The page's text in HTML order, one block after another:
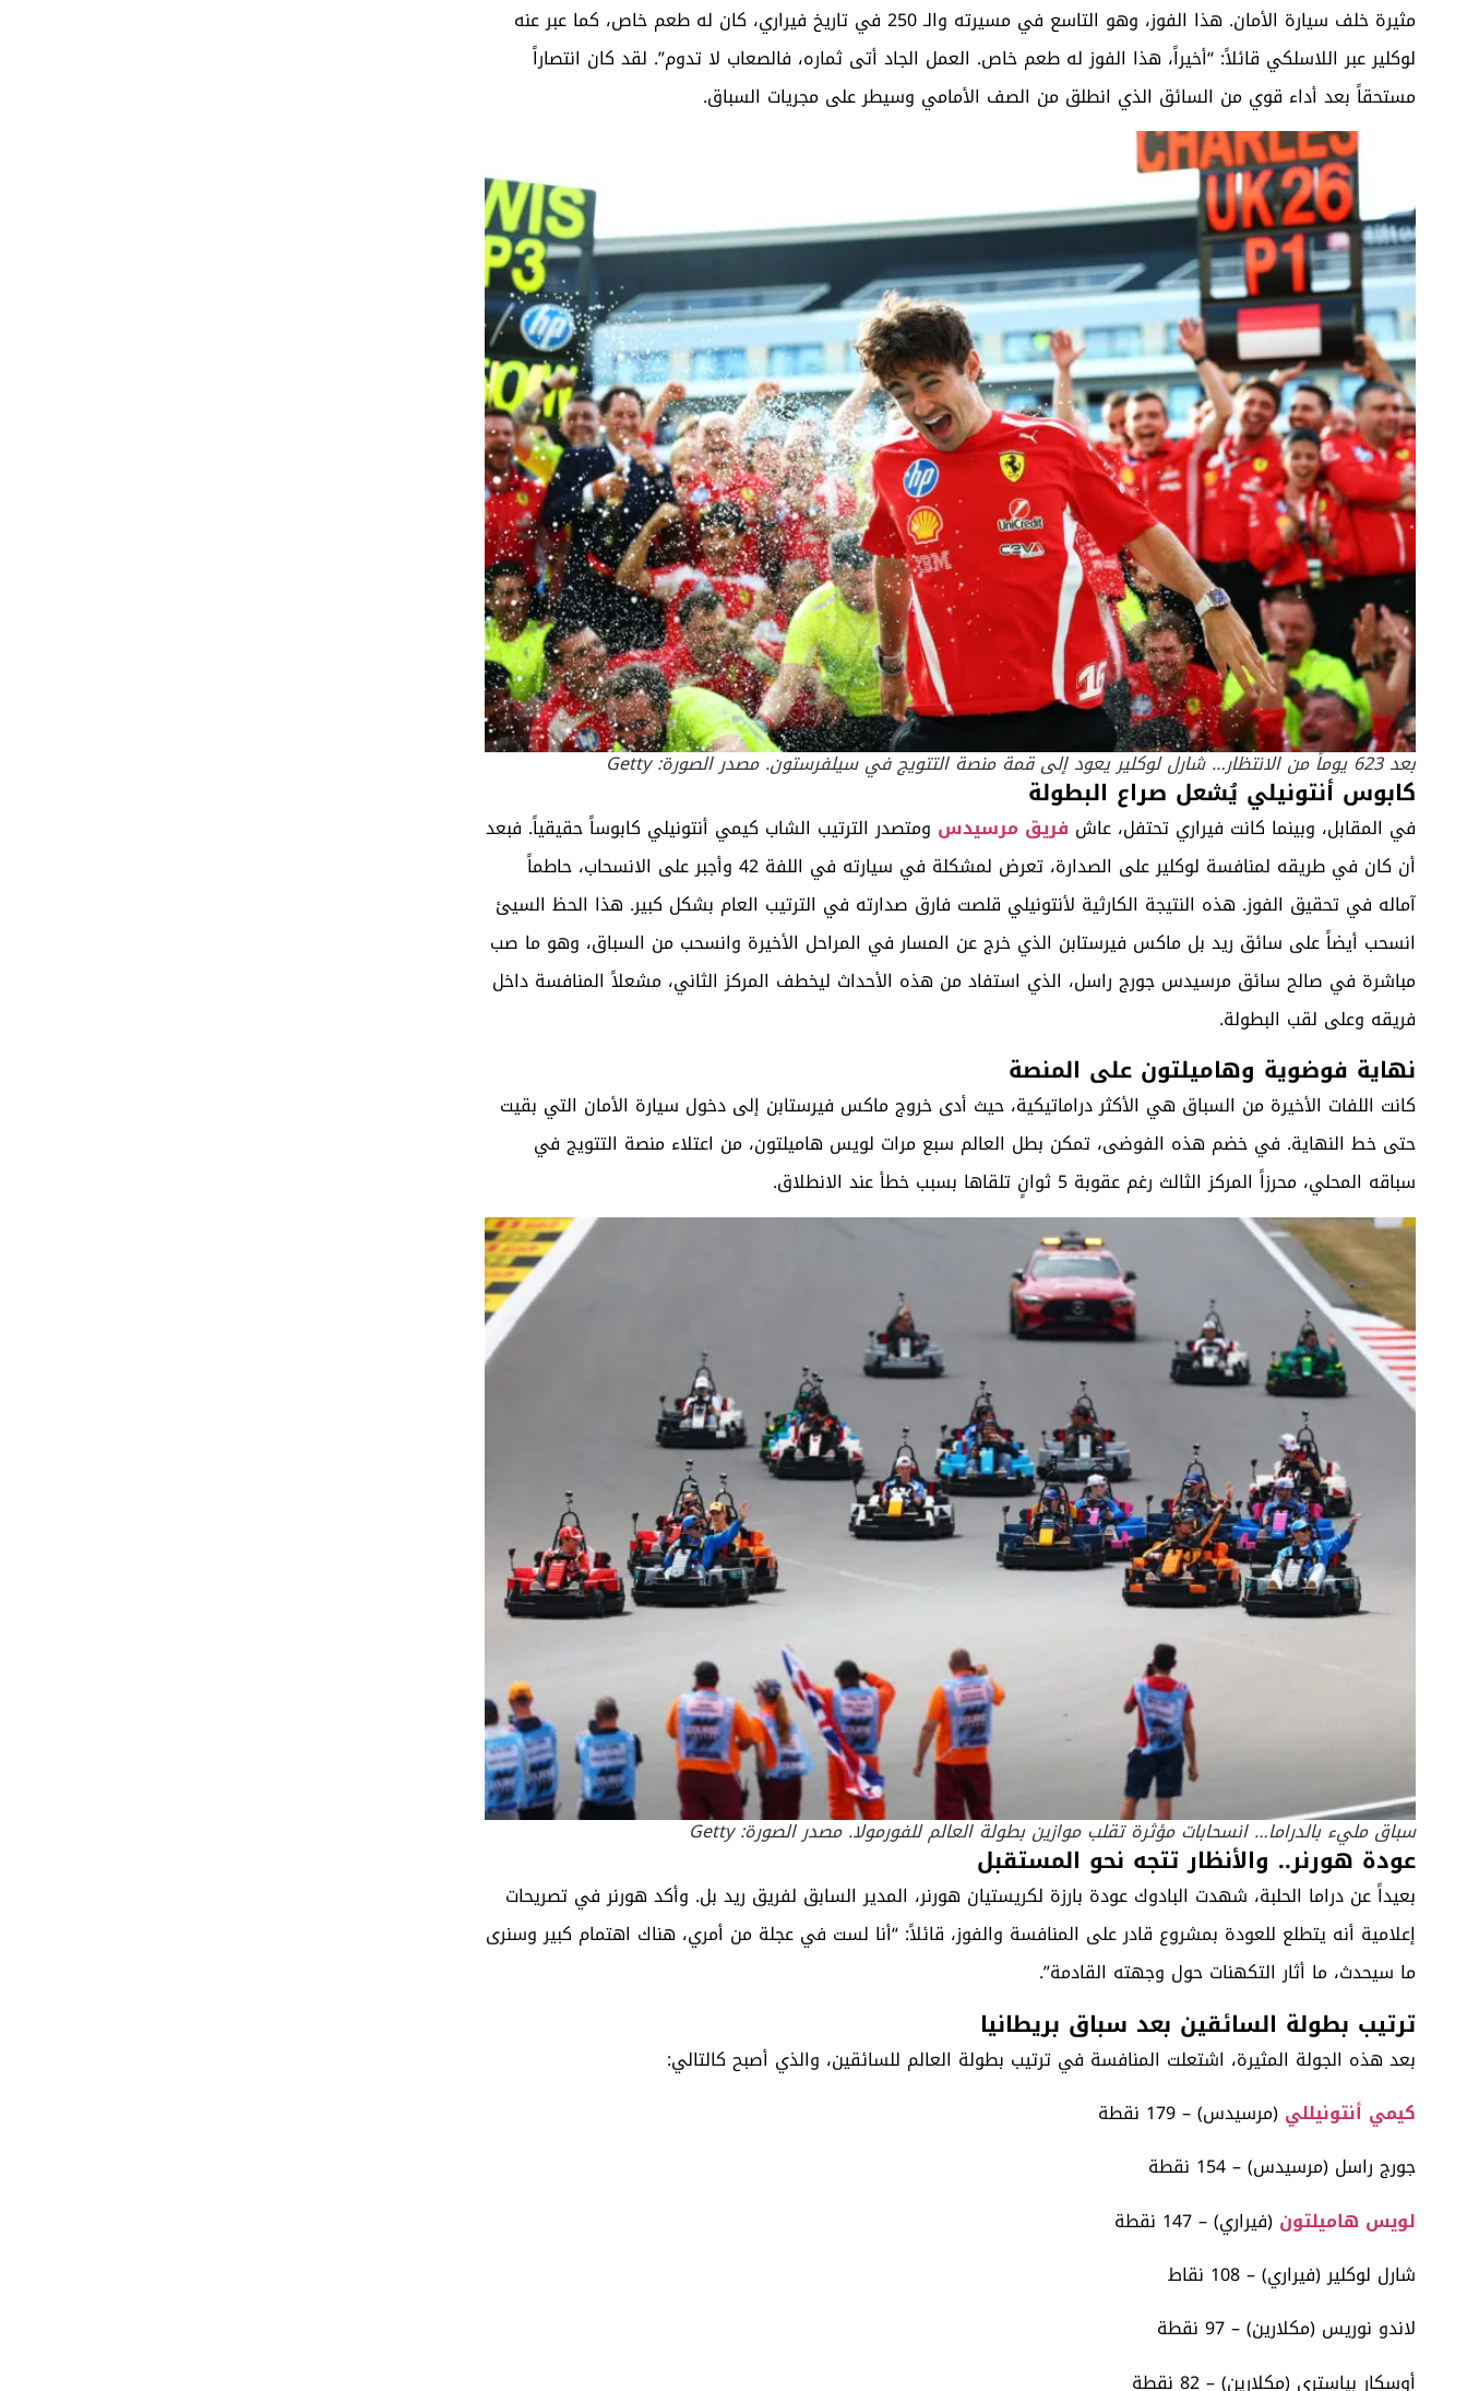
مثيرة خلف سيارة الأمان. هذا الفوز، وهو التاسع في مسيرته والـ 250 في تاريخ فيراري، كان له طعم خاص، كما عبر عنه
لوكلير عبر اللاسلكي قائلاً: “أخيراً، هذا الفوز له طعم خاص. العمل الجاد أتى ثماره، فالصعاب لا تدوم”. لقد كان انتصاراً
مستحقاً بعد أداء قوي من السائق الذي انطلق من الصف الأمامي وسيطر على مجريات السباق.
بعد 623 يوماً من الانتظار… شارل لوكلير يعود إلى قمة منصة التتويج في سيلفرستون. مصدر الصورة: Getty
كابوس أنتونيلي يُشعل صراع البطولة
في المقابل، وبينما كانت فيراري تحتفل، عاش فريق مرسيدس ومتصدر الترتيب الشاب كيمي أنتونيلي كابوساً حقيقياً. فبعد
أن كان في طريقه لمنافسة لوكلير على الصدارة، تعرض لمشكلة في سيارته في اللفة 42 وأجبر على الانسحاب، حاطماً
آماله في تحقيق الفوز. هذه النتيجة الكارثية لأنتونيلي قلصت فارق صدارته في الترتيب العام بشكل كبير. هذا الحظ السيئ
انسحب أيضاً على سائق ريد بل ماكس فيرستابن الذي خرج عن المسار في المراحل الأخيرة وانسحب من السباق، وهو ما صب
مباشرة في صالح سائق مرسيدس جورج راسل، الذي استفاد من هذه الأحداث ليخطف المركز الثاني، مشعلاً المنافسة داخل
فريقه وعلى لقب البطولة.
نهاية فوضوية وهاميلتون على المنصة
كانت اللفات الأخيرة من السباق هي الأكثر دراماتيكية، حيث أدى خروج ماكس فيرستابن إلى دخول سيارة الأمان التي بقيت
حتى خط النهاية. في خضم هذه الفوضى، تمكن بطل العالم سبع مرات لويس هاميلتون، من اعتلاء منصة التتويج في
سباقه المحلي، محرزاً المركز الثالث رغم عقوبة 5 ثوانٍ تلقاها بسبب خطأ عند الانطلاق.
سباق مليء بالدراما… انسحابات مؤثرة تقلب موازين بطولة العالم للفورمولا. مصدر الصورة: Getty
عودة هورنر.. والأنظار تتجه نحو المستقبل
بعيداً عن دراما الحلبة، شهدت البادوك عودة بارزة لكريستيان هورنر، المدير السابق لفريق ريد بل. وأكد هورنر في تصريحات
إعلامية أنه يتطلع للعودة بمشروع قادر على المنافسة والفوز، قائلاً: “أنا لست في عجلة من أمري، هناك اهتمام كبير وسنرى
ما سيحدث، ما أثار التكهنات حول وجهته القادمة”.
ترتيب بطولة السائقين بعد سباق بريطانيا
بعد هذه الجولة المثيرة، اشتعلت المنافسة في ترتيب بطولة العالم للسائقين، والذي أصبح كالتالي:
كيمي أنتونيللي (مرسيدس) – 179 نقطة
جورج راسل (مرسيدس) – 154 نقطة
لويس هاميلتون (فيراري) – 147 نقطة
شارل لوكلير (فيراري) – 108 نقاط
لاندو نوريس (مكلارين) – 97 نقطة
أوسكار بياستري (مكلارين) – 82 نقطة